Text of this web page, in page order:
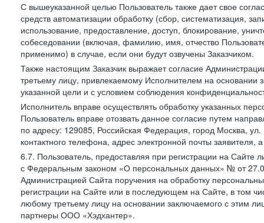
С вышеуказанной целью Пользователь также дает свое
средств автоматизации обработку (сбор, систематизация,
использование, предоставление, доступ, блокирование,
собеседовании (включая, фамилию, имя, отчество
применимо) в случае, если они будут озвучены Заказчиком.
Также настоящим Заказчик выражает согласие
третьему лицу, привлекаемому Исполнителем на основании
указанной цели и с условием соблюдения
Исполнитель вправе осуществлять обработку указанных
Пользователь вправе отозвать данное согласие путем
по адресу: 129085, Российская Федерация, город Москва,
контактного телефона, адрес электронной почты
6.7. Пользователь, предоставляя при регистрации на
с Федеральным законом «О персональных данных» № от
Администрацией Сайта поручения на обработку
регистрации на Сайте или в последующем на Сайте, в том
любому третьему лицу на основании заключаемого с этим
партнеры ООО «Хэдхантер».